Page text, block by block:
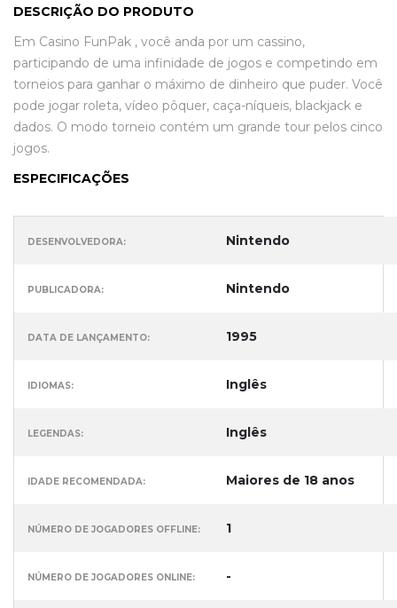
DESCRIÇÃO DO PRODUTO
Em Casino FunPak , você anda por um cassino,
participando de uma infinidade de jogos e competindo em
torneios para ganhar o máximo de dinheiro que puder. Você
pode jogar roleta, vídeo pôquer, caça-níqueis, blackjack e
dados. O modo torneio contém um grande tour pelos cinco
jogos.
ESPECIFICAÇÕES
DESENVOLVEDORA: Nintendo
PUBLICADORA: Nintendo
DATA DE LANÇAMENTO: 1995
IDIOMAS: Inglês
LEGENDAS: Inglês
IDADE RECOMENDADA: Maiores de 18 anos
NÚMERO DE JOGADORES OFFLINE: 1
NÚMERO DE JOGADORES ONLINE: -